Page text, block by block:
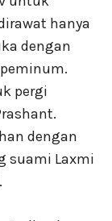
hanya
dengan
pergi
dengan
suami Laxmi